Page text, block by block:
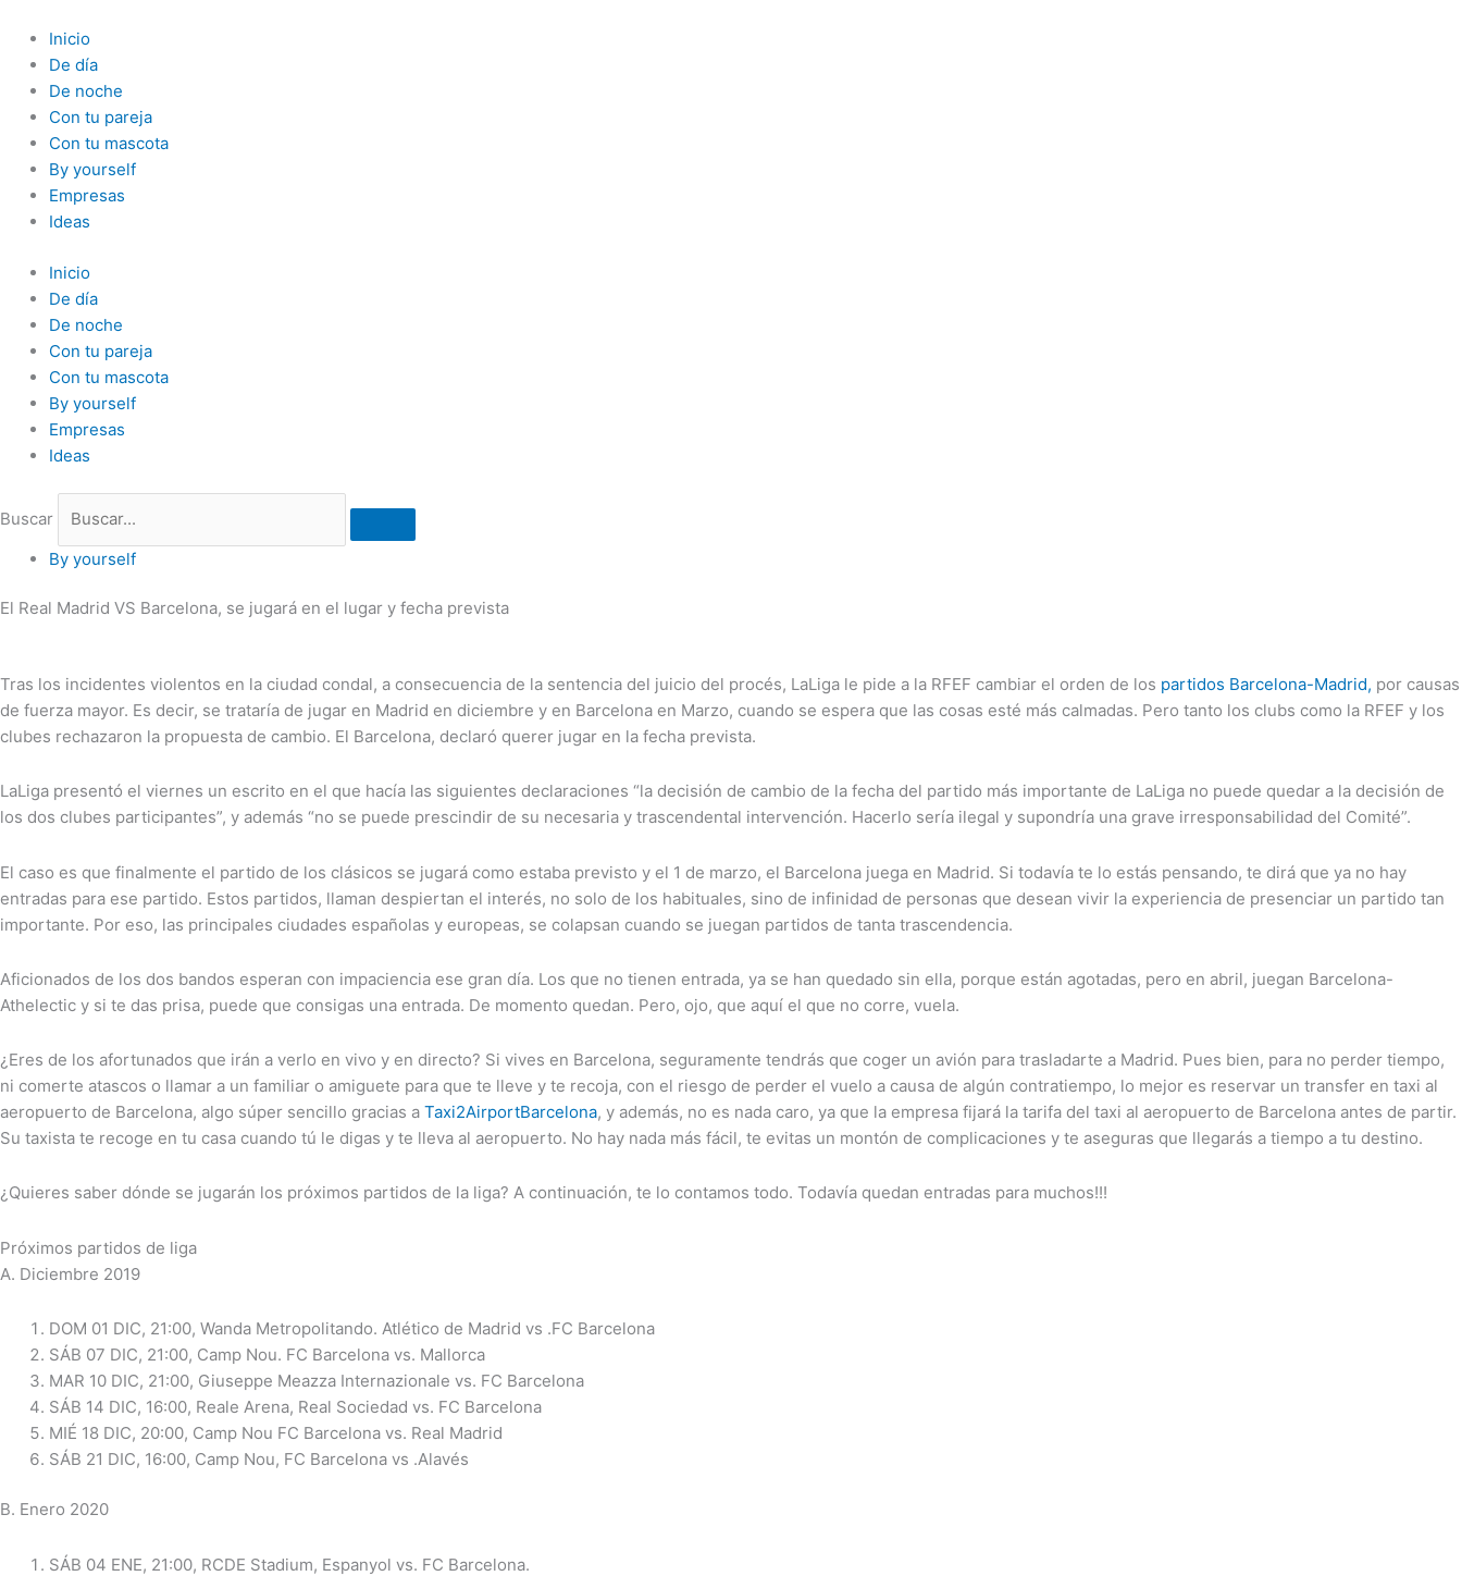
contenido
Inicio
De día
De noche
Con tu pareja
Con tu mascota
By yourself
Empresas
Ideas
Inicio
De día
De noche
Con tu pareja
Con tu mascota
By yourself
Empresas
Ideas
Buscar
By yourself
El Real Madrid VS Barcelona, se jugará en el lugar y fecha prevista
Tras los incidentes violentos en la ciudad condal, a consecuencia de la sentencia del juicio del procés, LaLiga le pide a la RFEF cambiar el orden de los partidos Barcelona-Madrid, por causas
de fuerza mayor. Es decir, se trataría de jugar en Madrid en diciembre y en Barcelona en Marzo, cuando se espera que las cosas esté más calmadas. Pero tanto los clubs como la RFEF y los
clubes rechazaron la propuesta de cambio. El Barcelona, declaró querer jugar en la fecha prevista.
LaLiga presentó el viernes un escrito en el que hacía las siguientes declaraciones “la decisión de cambio de la fecha del partido más importante de LaLiga no puede quedar a la decisión de
los dos clubes participantes”, y además “no se puede prescindir de su necesaria y trascendental intervención. Hacerlo sería ilegal y supondría una grave irresponsabilidad del Comité”.
El caso es que finalmente el partido de los clásicos se jugará como estaba previsto y el 1 de marzo, el Barcelona juega en Madrid. Si todavía te lo estás pensando, te dirá que ya no hay
entradas para ese partido. Estos partidos, llaman despiertan el interés, no solo de los habituales, sino de infinidad de personas que desean vivir la experiencia de presenciar un partido tan
importante. Por eso, las principales ciudades españolas y europeas, se colapsan cuando se juegan partidos de tanta trascendencia.
Aficionados de los dos bandos esperan con impaciencia ese gran día. Los que no tienen entrada, ya se han quedado sin ella, porque están agotadas, pero en abril, juegan Barcelona-
Athelectic y si te das prisa, puede que consigas una entrada. De momento quedan. Pero, ojo, que aquí el que no corre, vuela.
¿Eres de los afortunados que irán a verlo en vivo y en directo? Si vives en Barcelona, seguramente tendrás que coger un avión para trasladarte a Madrid. Pues bien, para no perder tiempo,
ni comerte atascos o llamar a un familiar o amiguete para que te lleve y te recoja, con el riesgo de perder el vuelo a causa de algún contratiempo, lo mejor es reservar un transfer en taxi al
aeropuerto de Barcelona, algo súper sencillo gracias a Taxi2AirportBarcelona, y además, no es nada caro, ya que la empresa fijará la tarifa del taxi al aeropuerto de Barcelona antes de partir.
Su taxista te recoge en tu casa cuando tú le digas y te lleva al aeropuerto. No hay nada más fácil, te evitas un montón de complicaciones y te aseguras que llegarás a tiempo a tu destino.
¿Quieres saber dónde se jugarán los próximos partidos de la liga? A continuación, te lo contamos todo. Todavía quedan entradas para muchos!!!
Próximos partidos de liga
A. Diciembre 2019
DOM 01 DIC, 21:00, Wanda Metropolitando. Atlético de Madrid vs .FC Barcelona
SÁB 07 DIC, 21:00, Camp Nou. FC Barcelona vs. Mallorca
MAR 10 DIC, 21:00, Giuseppe Meazza Internazionale vs. FC Barcelona
SÁB 14 DIC, 16:00, Reale Arena, Real Sociedad vs. FC Barcelona
MIÉ 18 DIC, 20:00, Camp Nou FC Barcelona vs. Real Madrid
SÁB 21 DIC, 16:00, Camp Nou, FC Barcelona vs .Alavés
B. Enero 2020
SÁB 04 ENE, 21:00, RCDE Stadium, Espanyol vs. FC Barcelona.